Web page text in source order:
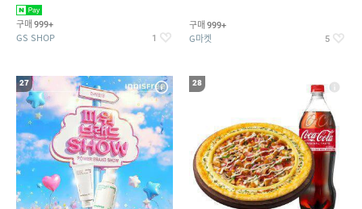
2027-04-24)
구매 999+
GS SHOP 1
구매 999+
G마켓 5
27 28